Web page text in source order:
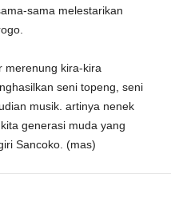
sama melestarikan
merenung kira-kira
seni topeng, seni
musik. artinya nenek
generasi muda yang
Sancoko. (mas)